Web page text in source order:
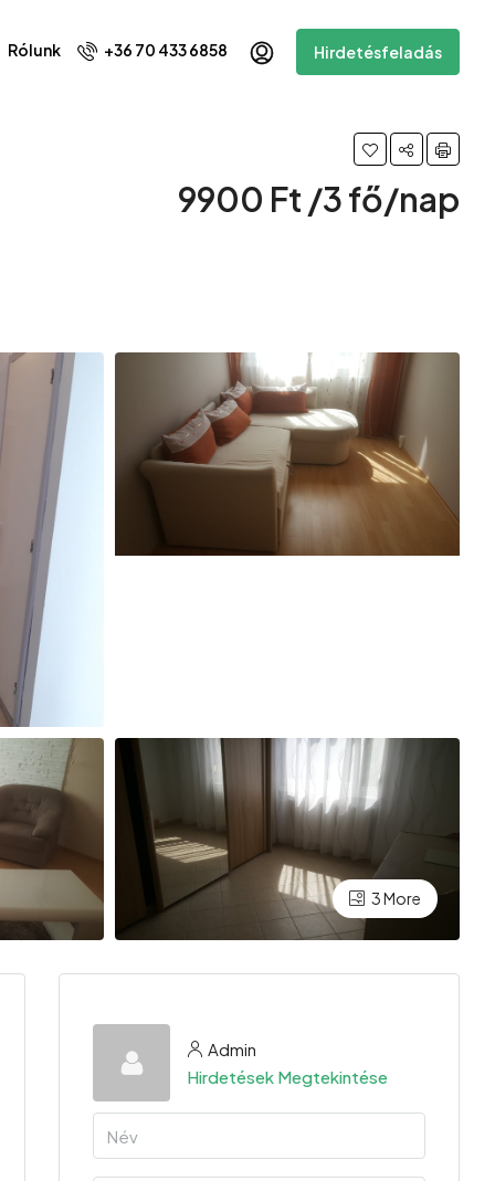
Rólunk +36 70 433 6858 Hirdetésfeladás
9900 Ft /3 fő/nap
3 More
Admin
Hirdetések Megtekintése